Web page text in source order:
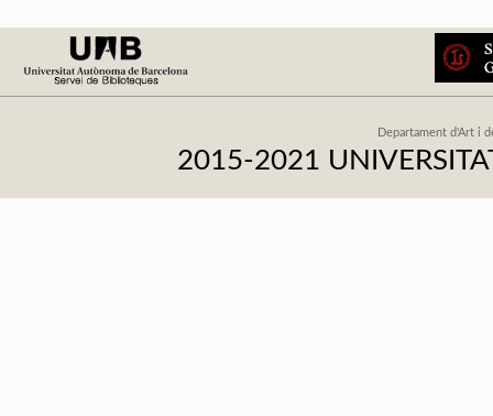
Departament d'Art i
2015-2021